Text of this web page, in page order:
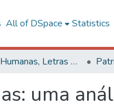
All of DSpace Statistics
Ciências Humanas, Letras e Artes
uma